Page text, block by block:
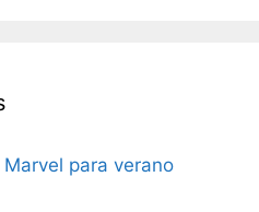
para verano